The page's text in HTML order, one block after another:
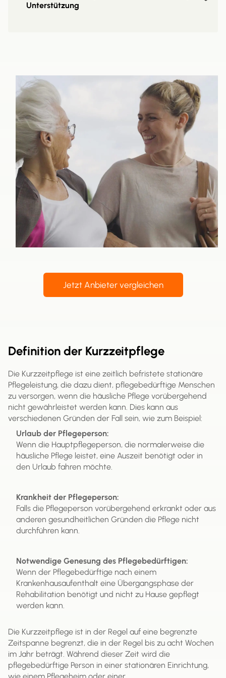
Unterstützung
Jetzt Anbieter vergleichen
Definition der Kurzzeitpflege
Die Kurzzeitpflege ist eine zeitlich befristete stationäre
Pflegeleistung, die dazu dient, pflegebedürftige Menschen
zu versorgen, wenn die häusliche Pflege vorübergehend
nicht gewährleistet werden kann. Dies kann aus
verschiedenen Gründen der Fall sein, wie zum Beispiel:
Urlaub der Pflegeperson:
Wenn die Hauptpflegeperson, die normalerweise die
häusliche Pflege leistet, eine Auszeit benötigt oder in
den Urlaub fahren möchte.
Krankheit der Pflegeperson:
Falls die Pflegeperson vorübergehend erkrankt oder aus
anderen gesundheitlichen Gründen die Pflege nicht
durchführen kann.
Notwendige Genesung des Pflegebedürftigen:
Wenn der Pflegebedürftige nach einem
Krankenhausaufenthalt eine Übergangsphase der
Rehabilitation benötigt und nicht zu Hause gepflegt
werden kann.
Die Kurzzeitpflege ist in der Regel auf eine begrenzte
Zeitspanne begrenzt, die in der Regel bis zu acht Wochen
im Jahr beträgt. Während dieser Zeit wird die
pflegebedürftige Person in einer stationären Einrichtung,